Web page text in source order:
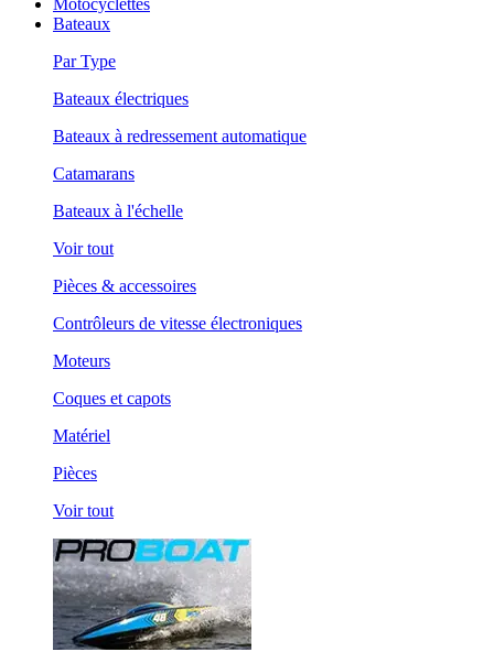
Motocyclettes
Bateaux
Par Type
Bateaux électriques
Bateaux à redressement automatique
Catamarans
Bateaux à l'échelle
Voir tout
Pièces & accessoires
Contrôleurs de vitesse électroniques
Moteurs
Coques et capots
Matériel
Pièces
Voir tout